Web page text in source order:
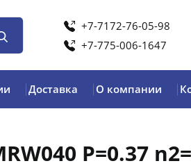
+7-7172-76-05-98
+7-775-006-1647
Доставка О компании
P=0.37